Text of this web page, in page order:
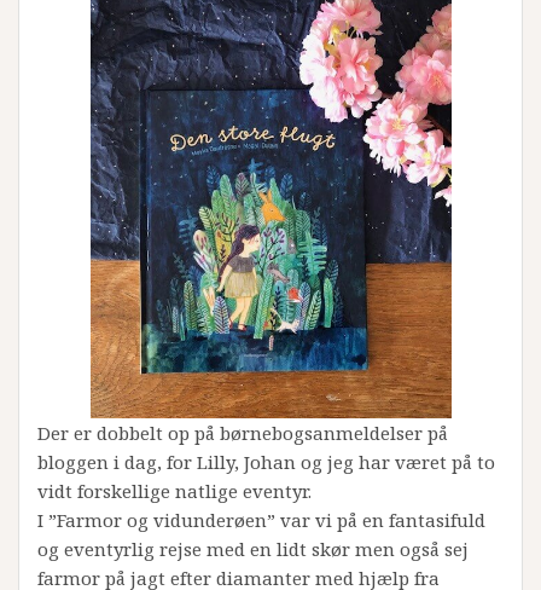
Der er dobbelt op på børnebogsanmeldelser på
bloggen i dag, for Lilly, Johan og jeg har været på to
vidt forskellige natlige eventyr.
I ”Farmor og vidunderøen” var vi på en fantasifuld
og eventyrlig rejse med en lidt skør men også sej
farmor på jagt efter diamanter med hjælp fra